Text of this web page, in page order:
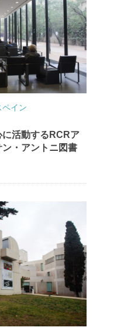
ペイン
活動するRCRア
・アントニ図書